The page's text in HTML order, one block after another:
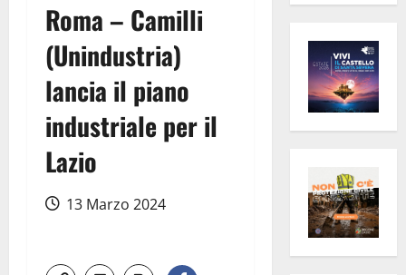
Roma – Camilli
(Unindustria)
lancia il piano
industriale per il
Lazio
13 Marzo 2024